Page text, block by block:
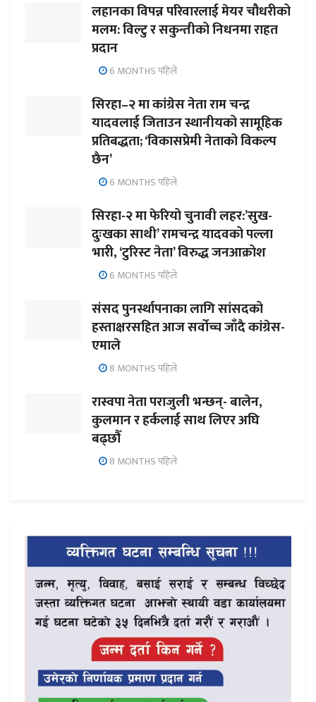
लहानका विपन्न परिवारलाई मेयर चौधरीको
मलम: विल्टु र सकुन्तीको निधनमा राहत
प्रदान
6 MONTHS पहिले
सिरहा–२ मा कांग्रेस नेता राम चन्द्र
यादवलाई जिताउन स्थानीयको सामूहिक
प्रतिबद्धता; ‘विकासप्रेमी नेताको विकल्प
छैन’
6 MONTHS पहिले
सिरहा-२ मा फेरियो चुनावी लहर:’सुख-
दुःखका साथी’ रामचन्द्र यादवको पल्ला
भारी, ‘टुरिस्ट नेता’ विरुद्ध जनआक्रोश
6 MONTHS पहिले
संसद पुनर्स्थापनाका लागि सांसदको
हस्ताक्षरसहित आज सर्वोच्च जाँदै कांग्रेस-
एमाले
8 MONTHS पहिले
रास्वपा नेता पराजुली भन्छन्- बालेन,
कुलमान र हर्कलाई साथ लिएर अघि
बढ्छौँ
8 MONTHS पहिले